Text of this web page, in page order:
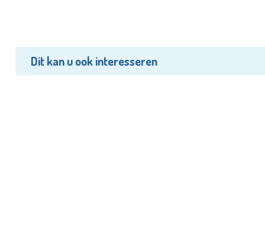
Dit kan u ook interesseren